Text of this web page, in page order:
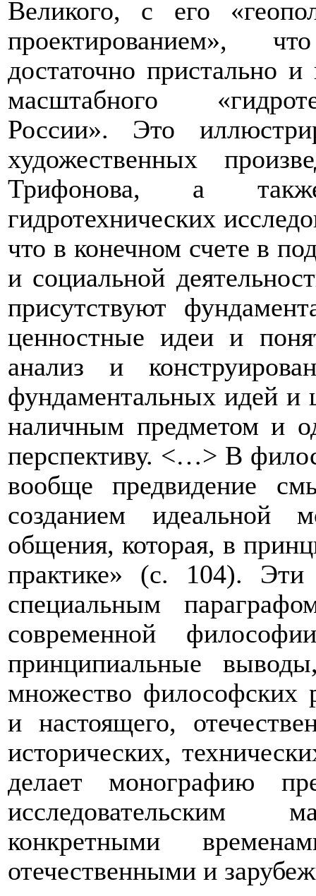
Великого, с его
проектированием»,
достаточно пристально
масштабного
России». Это
художественных
Трифонова, а
гидротехнических
что в конечном счете в
и социальной
присутствуют
ценностные идеи и
анализ и
фундаментальных идей и
наличным предметом и
перспективу. <…> В
вообще предвидение
созданием идеальной
общения, которая, в
практике» (с. 104). Эти
специальным
современной
принципиальные
множество философских
и настоящего,
исторических,
делает монографию
исследовательским
конкретными
отечественными и